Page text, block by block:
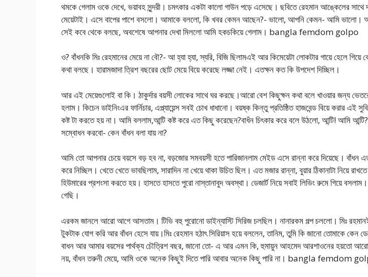
থমকে গেলাম ওকে দেখে, ভয়াবহ সুন্দরী। চমৎকার একটা কালো গাউন পড়ে এসেছে। ছবিতে রেহমান আঙ্কেলের সাথে
মেয়েটাই। এসে বাপের পাশে বসলো। আমাকে বললো, কি খবর কেমন আছেন?- ভালো, আপনি কেমন- আমি ভালো।
সেই কবে থেকে বলছে, অবশেষে আপনার দেখা মিললো আমি হকচকিয়ে গেলাম। bangla femdom golpo
ও? বাঁধনকি মিঃ রেহমানের মেয়ে না বৌ?- আ হ্যা হ্যা, স্যরি, বিজি ছিলামএই আর কিমেয়েটা লোকটার গায়ে হেলে গিয়ে
কথা বলছে। হারামজাদা ত্রিশ বছরের ছোট মেয়ে বিয়ে করেছে লজ্জা নেই। এতক্ষন কত কি উপদেশ দিচ্ছিল।
আর এই মেয়েগুলোই বা কি। ঠাকুর্দার বয়সী লোকের সাথে ঘর করছে।আরো বেশ কিছুক্ষন কথা বলে খাওয়ার জন্য
হলাম। কিচেন ডাইনিংএর ফার্নিচার, এপ্ল্যায়েন্স সবই চোখ ধাধানো। বয়ষ্ক কিন্তু প্রতিষ্ঠিত হাজবেন্ড বিয়ে করার এই
কষ্ট টা করতে হয় না। আমি বললাম,আন্টি কষ্ট করে এত কিছু করেছেন?বাধঁন চিৎকার করে বলে উঠলো, আন্টি! আমি
সম্বোধন করবো- কেন বাঁধন বলা যায় না?
আমি তো আপনার চেয়ে বয়সে বড় হব না, বড়জোর সমবয়সী হতে পারিজানলাম মেইড এসে রান্না করে দিয়েছে। বাঁধন
করে নিচ্ছিল। খেতে খেতে ভাবছিলাম, সারাদিন না খেয়ে থাকা উচিত ছিল। এত মজার রান্না, বুয়ার ঠিকানাটা নিয়ে
হিউমারের প্রশংসা করতে হয়। হাসতে হাসতে পুরো নাস্তানাবুদ অবস্থা। ডেজার্ট নিয়ে সবাই লিভিং রুমে গিয়ে
গেছি।
এরকম জানলে আরো আগে আসতাম। টিভি বহু পুরোনো ডাইন্যাস্টি সিরিজ চলছিল। নানারকম গল্প চললো। মিঃ
টুকটাক যোগ করি আর বাঁধন হেসে যায়।মিঃ রেহমান হঠাৎ সিরিয়াস হয়ে বললেন, তানিম, তুমি কি জানো তোমাকে কেন
বাধন আর আমার বয়সের পার্থক্য চৌত্রিশ বছর, জানো তো- এ আর এমন কি, হুমায়ুন আহমেদ আরশাওনের হয়তো আরো
নয়, বাঁধন তরুনী মেয়ে, আমি ওকে অনেক কিছুই দিতে পারি আবার অনেক কিছু পারি না। bangla femdom